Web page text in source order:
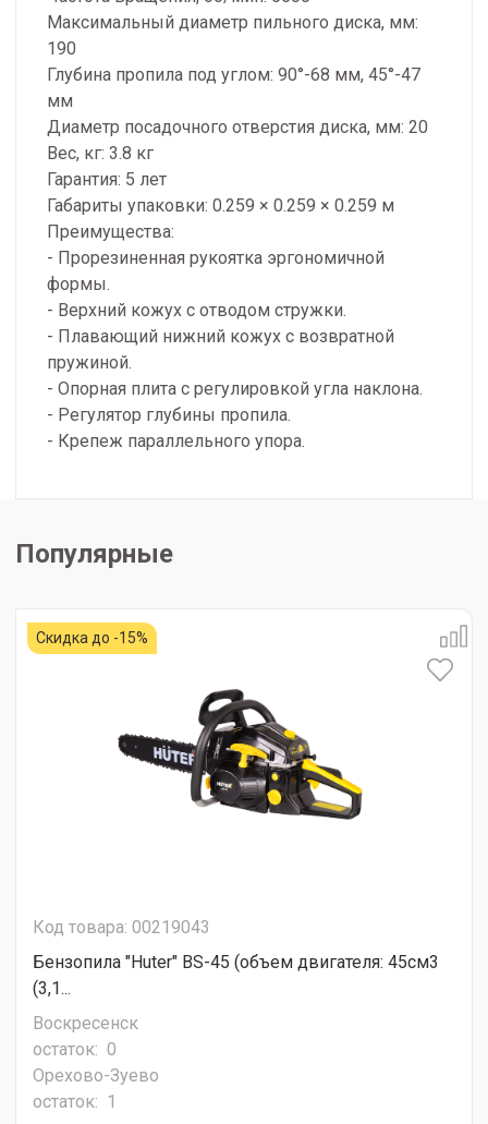
Максимальный диаметр пильного диска, мм:
190
Глубина пропила под углом: 90°-68 мм, 45°-47
мм
Диаметр посадочного отверстия диска, мм: 20
Вес, кг: 3.8 кг
Гарантия: 5 лет
Габариты упаковки: 0.259 × 0.259 × 0.259 м
Преимущества:
- Прорезиненная рукоятка эргономичной
формы.
- Верхний кожух с отводом стружки.
- Плавающий нижний кожух с возвратной
пружиной.
- Опорная плита с регулировкой угла наклона.
- Регулятор глубины пропила.
- Крепеж параллельного упора.
Популярные
Скидка до -15%
Код товара: 00219043
Бензопила "Huter" BS-45 (объем двигателя: 45см3
(3,1...
Воскресенск
остаток: 0
Орехово-Зуево
остаток: 1